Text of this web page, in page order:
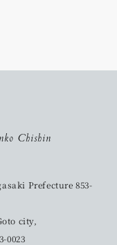
Chishin
Prefecture 853-
city,
0023